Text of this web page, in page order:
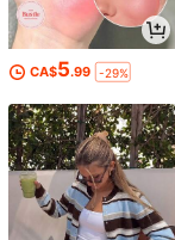
CA$5.99 -29%